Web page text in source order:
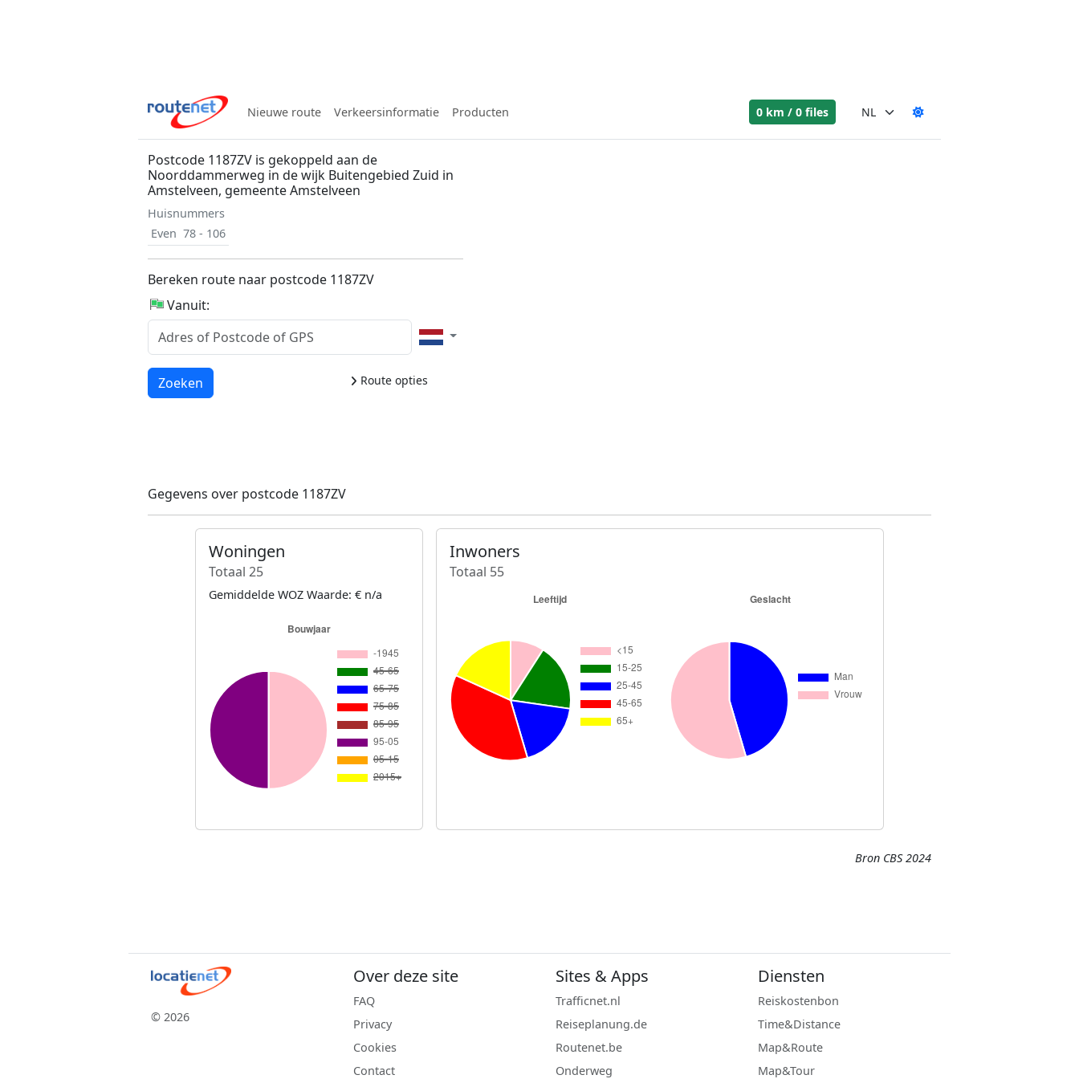
Nieuwe route Verkeersinformatie Producten 0 km / 0 files
Postcode 1187ZV is gekoppeld aan de
Noorddammerweg in de wijk Buitengebied Zuid in
Amstelveen, gemeente Amstelveen
Huisnummers
Even 78 - 106
Bereken route naar postcode 1187ZV
Vanuit:
Route opties
Laden...
Zoeken
Gegevens over postcode 1187ZV
Woningen
Totaal 25
Gemiddelde WOZ Waarde: € n/a
Inwoners
Totaal 55
Bron CBS 2024
© 2026
Over deze site
FAQ
Privacy
Cookies
Contact
Sites & Apps
Trafficnet.nl
Reiseplanung.de
Routenet.be
Onderweg
Diensten
Reiskostenbon
Time&Distance
Map&Route
Map&Tour